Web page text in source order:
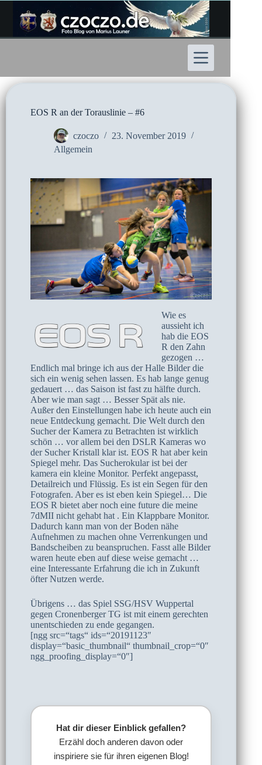
Inhalt
springen
EOS R an der Torauslinie – #6
czoczo
23. November 2019
Allgemein
Wie es
aussieht ich
hab die EOS
R den Zahn
gezogen …
Endlich mal bringe ich aus der Halle Bilder die
sich ein wenig sehen lassen. Es hab lange genug
gedauert … das Saison ist fast zu hälfte durch.
Aber wie man sagt … Besser Spät als nie.
Außer den Einstellungen habe ich heute auch ein
neue Entdeckung gemacht. Die Welt durch den
Sucher der Kamera zu Betrachten ist wirklich
schön … vor allem bei den DSLR Kameras wo
der Sucher Kristall klar ist. EOS R hat aber kein
Spiegel mehr. Das Sucherokular ist bei der
kamera ein kleine Monitor. Perfekt angepasst,
Detailreich und Flüssig. Es ist ein Segen für den
Fotografen. Aber es ist eben kein Spiegel… Die
EOS R bietet aber noch eine future die meine
7dMII nicht gehabt hat . Ein Klappbare Monitor.
Dadurch kann man von der Boden nähe
Aufnehmen zu machen ohne Verrenkungen und
Bandscheiben zu beanspruchen. Fasst alle Bilder
waren heute eben auf diese weise gemacht …
eine Interessante Erfahrung die ich in Zukunft
öfter Nutzen werde.
Übrigens … das Spiel SSG/HSV Wuppertal
gegen Cronenberger TG ist mit einem gerechten
unentschieden zu ende gegangen.
[ngg src=“tags“ ids=“20191123″
display=“basic_thumbnail“ thumbnail_crop=“0″
ngg_proofing_display=“0″]
Hat dir dieser Einblick gefallen?
Erzähl doch anderen davon oder
inspiriere sie für ihren eigenen Blog!